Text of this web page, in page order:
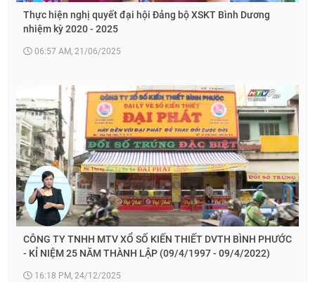
Thực hiện nghị quyết đại hội Đảng bộ XSKT Bình Dương
nhiệm kỳ 2020 - 2025
06:57 AM, 21/06/2025
CÔNG TY TNHH MTV XỔ SỐ KIẾN THIẾT DVTH BÌNH PHƯỚC
- KỈ NIỆM 25 NĂM THÀNH LẬP (09/4/1997 - 09/4/2022)
16:18 PM, 24/12/2025